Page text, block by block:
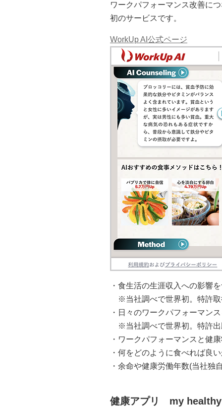
ワークパフォーマンス改善に
初のサービスです。
WorkUp AI公式ページ
・食生活の生涯収入への影響
※当社調べで世界初。特許
・日々のワークパフォーマン
※当社調べで世界初。特許
・ワークパフォーマンスと健
・何をどのように食べれば良
・余命や健康労働年数(当社独
健康アプリ my